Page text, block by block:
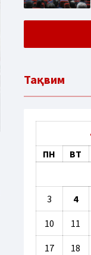
Тақвим
ПН
ВТ
3 4
10 11
17 18